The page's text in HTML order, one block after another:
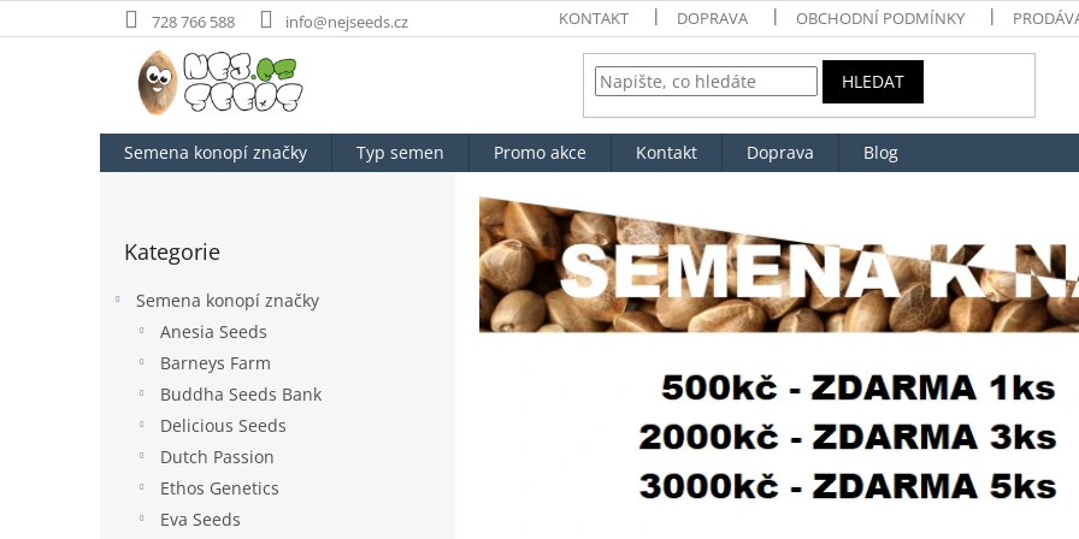
na
728 766 588 info@nejseeds.cz KONTAKT DOPRAVA OBCHODNÍ PODMÍNKY
HLEDAT
Semena konopí značky Typ semen Promo akce Kontakt Doprava Blog
kategorie
Kategorie
Semena konopí značky
Anesia Seeds
Barneys Farm
Buddha Seeds Bank
Delicious Seeds
Dutch Passion
Ethos Genetics
Eva Seeds